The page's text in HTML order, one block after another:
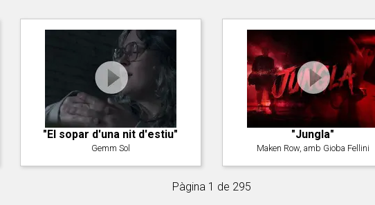
"El sopar d'una nit d'estiu"
Gemm Sol
"Jungla"
Maken Row, amb Gioba Fellini
Pàgina 1 de 295